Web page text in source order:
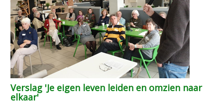
Verslag 'Je eigen leven leiden en omzien naar
elkaar'